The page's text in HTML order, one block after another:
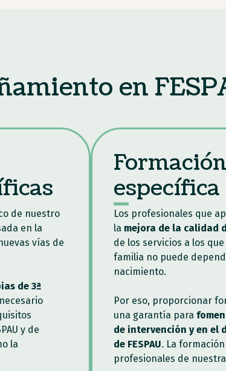
en
de nuestro
en la
vías de
de 3ª
y de
la
específica
Los profesionales que
la mejora de la calidad
de los servicios a los
familia no puede
nacimiento.
Por eso, proporcionar
una garantía para
de intervención y en el
de FESPAU. La
profesionales de